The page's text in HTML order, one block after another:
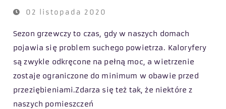
02 listopada 2020
Sezon grzewczy to czas, gdy w naszych domach
pojawia się problem suchego powietrza. Kaloryfery
są zwykle odkręcone na pełną moc, a wietrzenie
zostaje ograniczone do minimum w obawie przed
przeziębieniami.Zdarza się też tak, że niektóre z
naszych pomieszczeń